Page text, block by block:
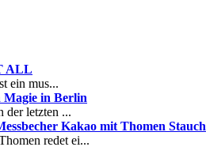
ALL
ein mus...
in Berlin
der letzten ...
Kakao mit Thomen Stauch
redet ei...